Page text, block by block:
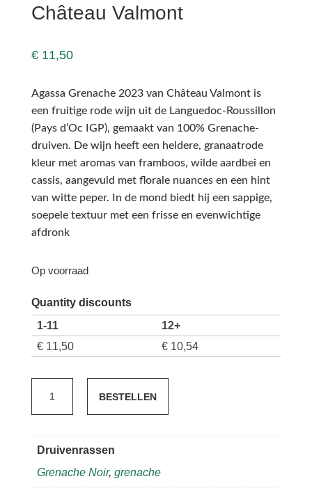
Château Valmont
€11,50
Agassa Grenache 2023 van Château Valmont is
een fruitige rode wijn uit de Languedoc-Roussillon
(Pays d’Oc IGP), gemaakt van 100% Grenache-
druiven. De wijn heeft een heldere, granaatrode
kleur met aromas van framboos, wilde aardbei en
cassis, aangevuld met florale nuances en een hint
van witte peper. In de mond biedt hij een sappige,
soepele textuur met een frisse en evenwichtige
afdronk
Op voorraad
Quantity discounts
1-11
12+
€11,50 €10,54
Grenache
–
Château
Valmont
BESTELLEN
Druivenrassen
Grenache Noir, grenache